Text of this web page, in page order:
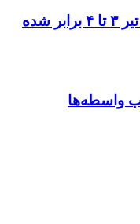
*چرا قبض آب و برق خرداد و تیر ۳ تا ۴ برابر شده
واسطه‌ها